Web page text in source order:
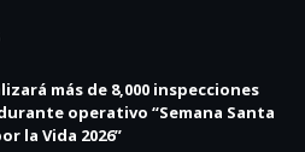
más de 8,000 inspecciones
operativo “Semana Santa
la Vida 2026”